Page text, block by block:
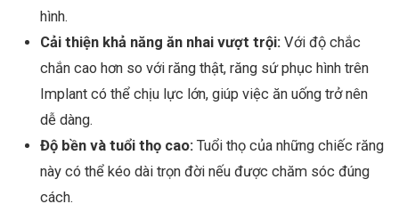
hình.
Cải thiện khả năng ăn nhai vượt trội: Với độ chắc
chắn cao hơn so với răng thật, răng sứ phục hình trên
Implant có thể chịu lực lớn, giúp việc ăn uống trở nên
dễ dàng.
Độ bền và tuổi thọ cao: Tuổi thọ của những chiếc răng
này có thể kéo dài trọn đời nếu được chăm sóc đúng
cách.